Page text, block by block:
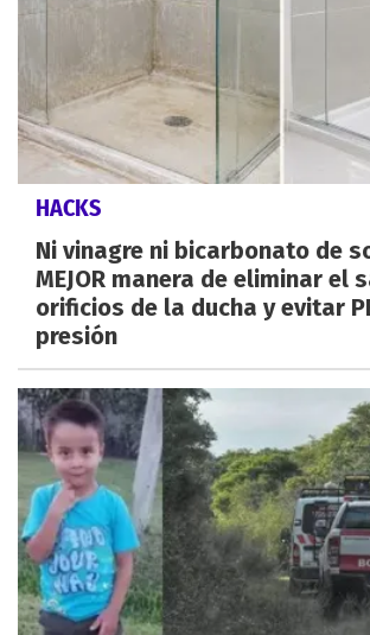
HACKS
Ni vinagre ni bicarbonato de
MEJOR manera de eliminar el
orificios de la ducha y evitar
presión